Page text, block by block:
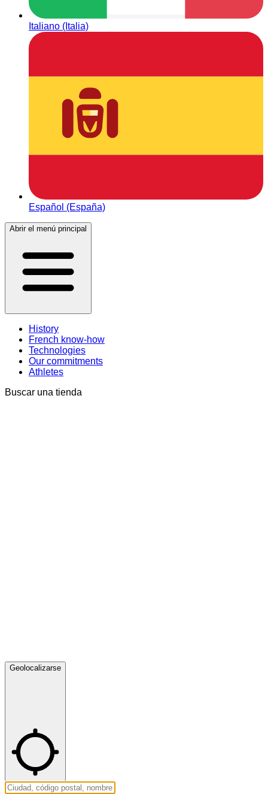
Italiano (Italia)
Español (España)
Abrir el menú principal
History
French know-how
Technologies
Our commitments
Athletes
Buscar una tienda
Geolocalizarse